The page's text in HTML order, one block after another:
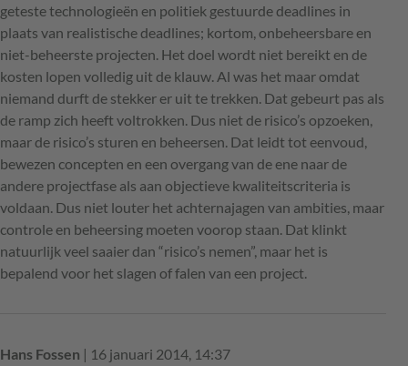
geteste technologieën en politiek gestuurde deadlines in
plaats van realistische deadlines; kortom, onbeheersbare en
niet-beheerste projecten. Het doel wordt niet bereikt en de
kosten lopen volledig uit de klauw. Al was het maar omdat
niemand durft de stekker er uit te trekken. Dat gebeurt pas als
de ramp zich heeft voltrokken. Dus niet de risico’s opzoeken,
maar de risico’s sturen en beheersen. Dat leidt tot eenvoud,
bewezen concepten en een overgang van de ene naar de
andere projectfase als aan objectieve kwaliteitscriteria is
voldaan. Dus niet louter het achternajagen van ambities, maar
controle en beheersing moeten voorop staan. Dat klinkt
natuurlijk veel saaier dan “risico’s nemen”, maar het is
bepalend voor het slagen of falen van een project.
Hans Fossen | 16 januari 2014, 14:37